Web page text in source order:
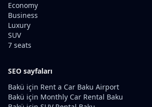
Economy
Business
Luxury
SUV
7 seats
SEO sayfaları
Bakü için Rent a Car Baku Airport
Bakü için Monthly Car Rental Baku